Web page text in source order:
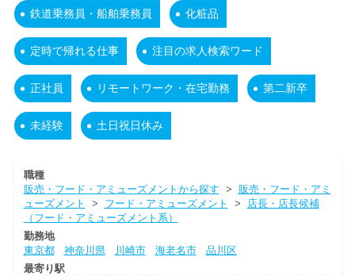
鉄道乗務員・船舶乗務員 化粧品
定時で帰れる仕事 注目の求人検索ワード
正社員 リモートワーク・在宅勤務 第二新卒
未経験 土日祝日休み
職種
販売・フード・アミューズメントから探す > 販売・フード・アミ
ューズメント
> フード・アミューズメント > 店長・店長候補
（フード・アミューズメント系）
勤務地
東京都
神奈川県 川崎市 海老名市
品川区
最寄り駅